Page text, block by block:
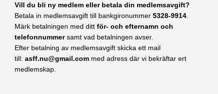
Vill du bli ny medlem eller betala din medlemsavgift?
Betala in medlemsavgift till bankgironummer 5328-9914.
Märk betalningen med ditt för- och efternamn och
telefonnummersamt vad betalningen avser.
Efter betalning av medlemsavgift skicka ett mail
till: asff.nu@gmail.com med adress där vi bekräftar ert
medlemskap.